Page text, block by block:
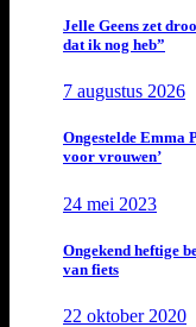
Jelle Geens zet
dat ik nog heb”
7 augustus 2026
Ongestelde Emma
voor vrouwen’
24 mei 2023
Ongekend heftige
van fiets
22 oktober 2020